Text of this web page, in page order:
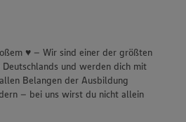
♥ – Wir sind einer der größten
und werden dich mit
Belangen der Ausbildung
– bei uns wirst du nicht allein